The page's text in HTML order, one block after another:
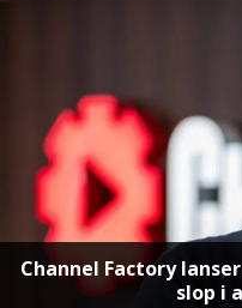
Channel Factory
slop i